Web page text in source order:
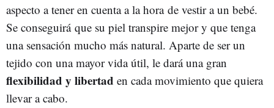
aspecto a tener en cuenta a la hora de vestir a un bebé.
Se conseguirá que su piel transpire mejor y que tenga
una sensación mucho más natural. Aparte de ser un
tejido con una mayor vida útil, le dará una gran
flexibilidad y libertad en cada movimiento que quiera
llevar a cabo.